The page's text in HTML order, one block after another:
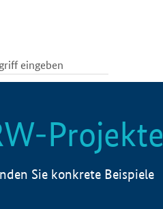
Projekte
Sie konkrete Beispiele